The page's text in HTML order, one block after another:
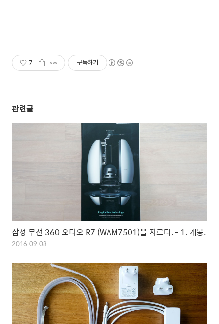
7 구독하기
관련글
삼성 무선 360 오디오 R7 (WAM7501)을 지르다. - 1. 개봉.
2016.09.08